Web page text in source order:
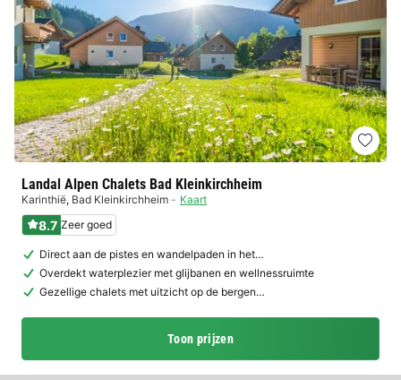
Landal Alpen Chalets Bad Kleinkirchheim
Karinthië, Bad Kleinkirchheim Kaart
8.7 Zeer goed
Direct aan de pistes en wandelpaden in het…
Overdekt waterplezier met glijbanen en wellnessruimte
Gezellige chalets met uitzicht op de bergen…
Toon prijzen